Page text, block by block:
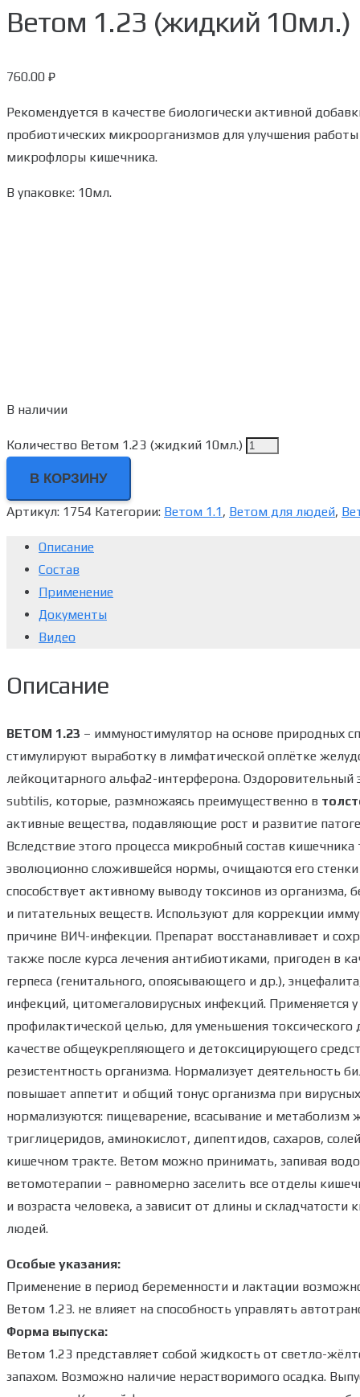
Ветом 1.23 (жидкий 10мл.)
760.00 ₽
Рекомендуется в качестве биологически активной
пробиотических микроорганизмов для улучшения
микрофлоры кишечника.
В упаковке: 10мл.
В наличии
Количество Ветом 1.23 (жидкий 10мл.)
В КОРЗИНУ
Артикул: 1754 Категории: Ветом 1.1, Ветом для людей,
Описание
Состав
Применение
Документы
Видео
Описание
ВЕТОМ 1.23 – иммуностимулятор на основе природных
стимулируют выработку в лимфатической оплётке
лейкоцитарного альфа2-интерферона. Оздоровительный
subtilis, которые, размножаясь преимущественно в
активные вещества, подавляющие рост и развитие
Вследствие этого процесса микробный состав
эволюционно сложившейся нормы, очищаются его
способствует активному выводу токсинов из организма,
и питательных веществ. Используют для коррекции
причине ВИЧ-инфекции. Препарат восстанавливает и
также после курса лечения антибиотиками, пригоден в
герпеса (генитального, опоясывающего и др.),
инфекций, цитомегаловирусных инфекций. Применяется
профилактической целью, для уменьшения
качестве общеукрепляющего и детоксицирующего
резистентность организма. Нормализует деятельность
повышает аппетит и общий тонус организма при
нормализуются: пищеварение, всасывание и метаболизм
триглицеридов, аминокислот, дипептидов, сахаров,
кишечном тракте. Ветом можно принимать, запивая
ветомотерапии – равномерно заселить все отделы
и возраста человека, а зависит от длины и
людей.
Особые указания:
Применение в период беременности и лактации
Ветом 1.23. не влияет на способность управлять
Форма выпуска:
Ветом 1.23 представляет собой жидкость от светло-
запахом. Возможно наличие нерастворимого осадка.